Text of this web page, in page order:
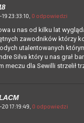
23:33:10, 0 odpowiedzi
u nas od kilku lat
zawodników którzy
utalentowanych
Silva który u nas grał
meczu dla Sewilli strzelił
17:19:49, 0 odpowiedzi